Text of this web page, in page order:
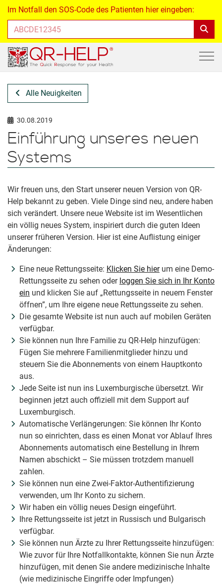
Im Notfall den SOS-Code des Patienten hier eingeben:
Alle Neuigkeiten
30.08.2019
Einführung unseres neuen
Systems
Wir freuen uns, den Start unserer neuen Version von QR-
Help bekannt zu geben. Viele Dinge sind neu, andere haben
sich verändert. Unsere neue Website ist im Wesentlichen
ein völlig neues System, inspiriert durch die guten Ideen
unserer früheren Version. Hier ist eine Auflistung einiger
Änderungen:
Eine neue Rettungsseite: Klicken Sie hierum eine Demo-
Rettungsseite zu sehen oder loggen Sie sich in Ihr Konto
ein und klicken Sie auf „Rettungsseite in neuem Fenster
öffnen”, um Ihre eigene neue Rettungsseite zu sehen.
Die gesamte Website ist nun auch auf mobilen Geräten
verfügbar.
Sie können nun Ihre Familie zu QR-Help hinzufügen:
Fügen Sie mehrere Familienmitglieder hinzu und
steuern Sie die Abonnements von einem Hauptkonto
aus.
Jede Seite ist nun ins Luxemburgische übersetzt. Wir
beginnen jetzt auch offiziell mit dem Support auf
Luxemburgisch.
Automatische Verlängerungen: Sie können Ihr Konto
nun so einrichten, dass es einen Monat vor Ablauf Ihres
Abonnements automatisch eine Bestellung in Ihrem
Namen abschickt – Sie müssen trotzdem manuell
zahlen.
Sie können nun eine Zwei-Faktor-Authentifizierung
verwenden, um Ihr Konto zu sichern.
Wir haben ein völlig neues Design eingeführt.
Ihre Rettungsseite ist jetzt in Russisch und Bulgarisch
verfügbar.
Sie können nun Ärzte zu Ihrer Rettungsseite hinzufügen:
Wie zuvor für Ihre Notfallkontakte, können Sie nun Ärzte
hinzufügen, mit denen Sie andere medizinische Inhalte
(wie medizinische Eingriffe oder Impfungen)